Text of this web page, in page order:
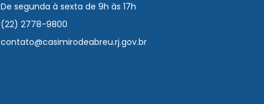
De segunda à sexta de 9h às 17h
(22) 2778-9800
contato@casimirodeabreu.rj.gov.br